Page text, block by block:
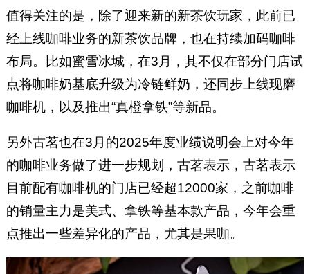
值得关注的是，除了迎来新的新茶饮玩家，此前已
经上线咖啡业务的新茶饮品牌，也在持续加码咖啡
布局。比如蜜雪冰城，在3月，其不仅在部分门店试
点将咖啡奶基底升级为冷链鲜奶，还同步上线现磨
咖啡机，以及推出“真橙拿铁”等新品。
另外古茗也在3月的2025年度业绩说明会上对今年
的咖啡业务做了进一步规划，古茗表示，古茗表示
目前配有咖啡机的门店已经超12000家，之前咖啡
的销量主力是美式、拿铁等基本款产品，今年会重
点推出一些差异化的产品，尤其是果咖。